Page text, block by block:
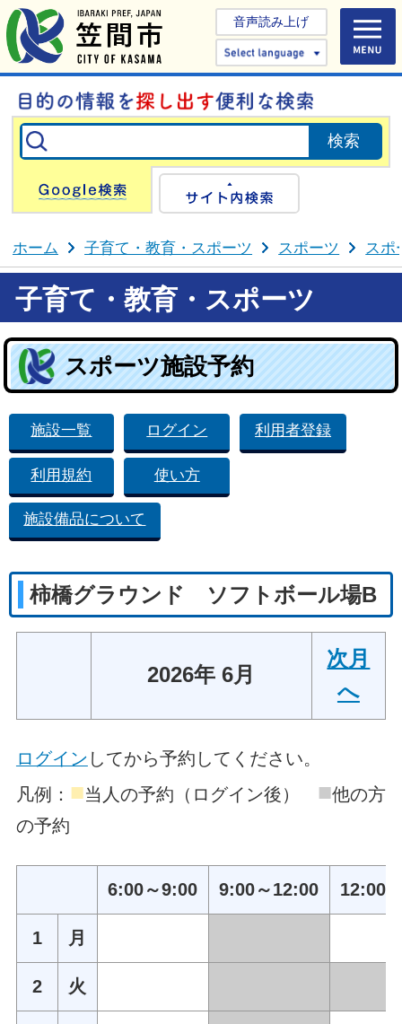
音声読み上げ
Select
Google検索
ホーム 子育て・教育・スポーツ スポーツ スポ
子育て・教育・スポーツ
スポーツ施設予約
施設一覧 ログイン 利用者登録
利用規約 使い方
施設備品について
柿橋グラウンド ソフトボール場B
2026年 6月
次月
へ
ログイン してから予約してください。
凡例： ■当人の予約（ログイン後） ■他の方
の予約
6:00～9:00 9:00～12:00 12:00
1 月
2 火